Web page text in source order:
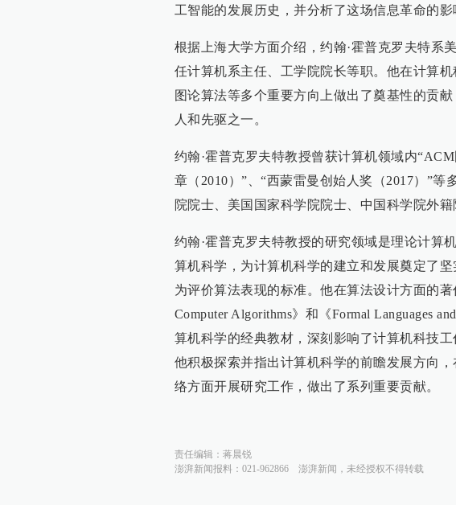
工智能的发展历史，并分析了这场信息革命的影
根据上海大学方面介绍，约翰·霍普克罗夫特系
任计算机系主任、工学院院长等职。他在计算
图论算法等多个重要方向上做出了奠基性的贡
人和先驱之一。
约翰·霍普克罗夫特教授曾获计算机领域内
章（2010）”、“西蒙雷曼创始人奖（2017）”
院院士、美国国家科学院院士、中国科学院外籍
约翰·霍普克罗夫特教授的研究领域是理论计算
算机科学，为计算机科学的建立和发展奠定了
为评价算法表现的标准。他在算法设计方面的著
Computer Algorithms》和《Formal Languages
算机科学的经典教材，深刻影响了计算机科技
他积极探索并指出计算机科学的前瞻发展方向
络方面开展研究工作，做出了系列重要贡献。
责任编辑： 蒋晨锐
澎湃新闻报料：021-962866
澎湃新闻，未经授权不得转载